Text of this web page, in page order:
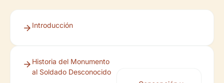
Introducción
Historia del Monumento
al Soldado Desconocido